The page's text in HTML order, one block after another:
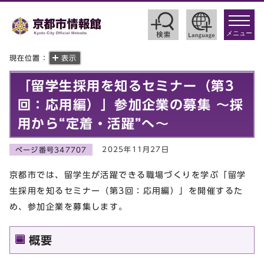
toggle
メニュー
現在位置： 表示
「留学生採用を知るセミナー（第3
回：応用編）」参加企業の募集 ～採
用から“定着・活躍”へ～
ページ番号347707 2025年11月27日
京都市では、留学生が活躍できる職場づくりを学ぶ「留学
生採用を知るセミナー（第3回：応用編）」を開催するた
め、参加企業を募集します。
概要